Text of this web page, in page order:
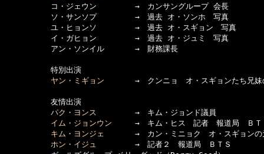
コ・ジェウン　　　　　→　カンサングループ 会長
ソ・サンソプ　　　　　→　過去 オ・ソンホ　写真
ユ・ヒョンソ　　　　　→　過去 オ・スギョン　写真
イ・ガヒョン　　　　　→　過去 オ・ジュミ　写真
アン・ソンイル　　　　→　財務課長
特別出演
ヤン・ミギョン →　クンニョ　オ・スギョンたち兄妹
友情出演
パク・ヨンス →　キム・ジョンド議員
イム・ジョンウン →　キム・ヒス　記者　報道局　ＢＴ
キム・ヨンジェ →　カン・ミニョク　オ・スギョンの元
ホン・イジュ
→　記者２　報道局　ＢＴＳ